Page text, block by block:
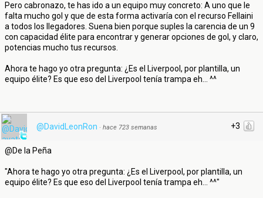
Pero cabronazo, te has ido a un equipo muy concreto: A uno que le
falta mucho gol y que de esta forma activaría con el recurso Fellaini
a todos los llegadores. Suena bien porque suples la carencia de un 9
con capacidad élite para encontrar y generar opciones de gol, y claro,
potencias mucho tus recursos.
Ahora te hago yo otra pregunta: ¿Es el Liverpool, por plantilla, un
equipo élite? Es que eso del Liverpool tenía trampa eh... ^^
+3
@DavidLeonRon · hace 723 semanas
@De la Peña
"Ahora te hago yo otra pregunta: ¿Es el Liverpool, por plantilla, un
equipo élite? Es que eso del Liverpool tenía trampa eh... ^^"